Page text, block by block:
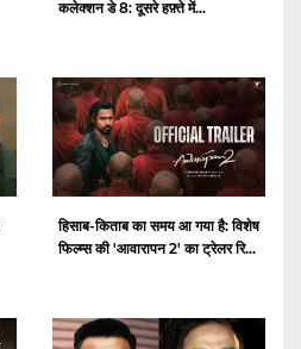
कलेक्शन डे 8: दूसरे हफ़्ते में...
हिसाब-किताब का समय आ गया है: विशेष
फिल्म्स की 'आवारापन 2' का ट्रेलर रि...